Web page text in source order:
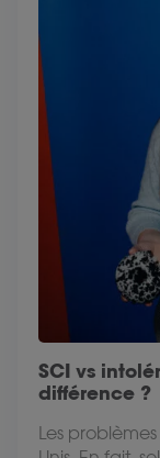
SCI vs
différence ?
Les